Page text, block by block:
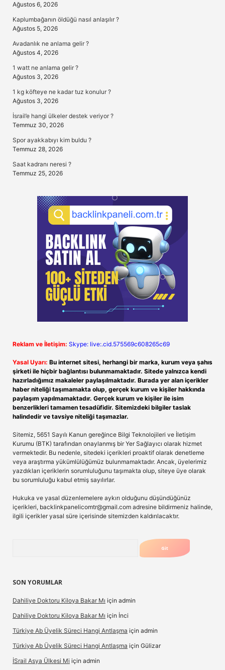
Ağustos 6, 2026
Kaplumbağanın öldüğü nasıl anlaşılır ?
Ağustos 5, 2026
Avadanlık ne anlama gelir ?
Ağustos 4, 2026
1 watt ne anlama gelir ?
Ağustos 3, 2026
1 kg köfteye ne kadar tuz konulur ?
Ağustos 3, 2026
İsrail’e hangi ülkeler destek veriyor ?
Temmuz 30, 2026
Spor ayakkabıyı kim buldu ?
Temmuz 28, 2026
Saat kadranı neresi ?
Temmuz 25, 2026
Reklam ve İletişim: Skype: live:.cid.575569c608265c69
Yasal Uyarı: Bu internet sitesi, herhangi bir marka, kurum veya şahıs
şirketi ile hiçbir bağlantısı bulunmamaktadır. Sitede yalnızca kendi
hazırladığımız makaleler paylaşılmaktadır. Burada yer alan içerikler
haber niteliği taşımamakta olup, gerçek kurum ve kişiler hakkında
paylaşım yapılmamaktadır. Gerçek kurum ve kişiler ile isim
benzerlikleri tamamen tesadüfidir. Sitemizdeki bilgiler taslak
halindedir ve tavsiye niteliği taşımazlar.
Sitemiz, 5651 Sayılı Kanun gereğince Bilgi Teknolojileri ve İletişim
Kurumu (BTK) tarafından onaylanmış bir Yer Sağlayıcı olarak hizmet
vermektedir. Bu nedenle, sitedeki içerikleri proaktif olarak denetleme
veya araştırma yükümlülüğümüz bulunmamaktadır. Ancak, üyelerimiz
yazdıkları içeriklerin sorumluluğunu taşımakta olup, siteye üye olarak
bu sorumluluğu kabul etmiş sayılırlar.
Hukuka ve yasal düzenlemelere aykırı olduğunu düşündüğünüz
içerikleri, backlinkpanelicomtr@gmail.com adresine bildirmeniz halinde,
ilgili içerikler yasal süre içerisinde sitemizden kaldırılacaktır.
SON YORUMLAR
Dahiliye Doktoru Kiloya Bakar Mı için admin
Dahiliye Doktoru Kiloya Bakar Mı için İnci
Türkiye Ab Üyelik Süreci Hangi Antlaşma için admin
Türkiye Ab Üyelik Süreci Hangi Antlaşma için Gülizar
İSrail Asya Ülkesi Mi için admin